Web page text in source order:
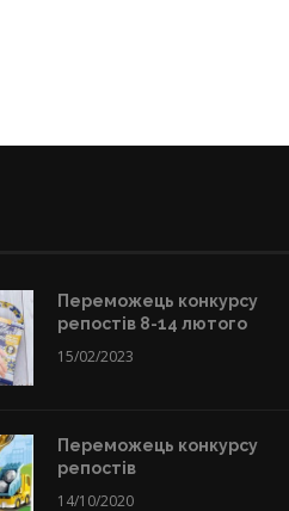
Переможець конкурсу
репостів 8-14 лютого
15/02/2023
Переможець конкурсу
репостів
14/10/2020